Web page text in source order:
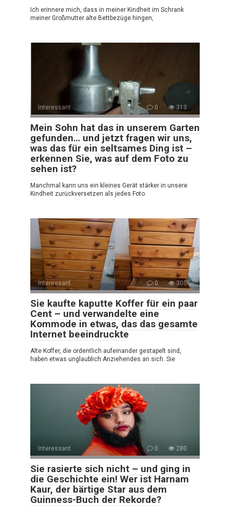
Ich erinnere mich, dass in meiner Kindheit im Schrank
meiner Großmutter alte Bettbezüge hingen,
Interessant 0 313
Mein Sohn hat das in unserem Garten
gefunden… und jetzt fragen wir uns,
was das für ein seltsames Ding ist –
erkennen Sie, was auf dem Foto zu
sehen ist?
Manchmal kann uns ein kleines Gerät stärker in unsere
Kindheit zurückversetzen als jedes Foto.
Interessant 0 305
Sie kaufte kaputte Koffer für ein paar
Cent – und verwandelte eine
Kommode in etwas, das das gesamte
Internet beeindruckte
Alte Koffer, die ordentlich aufeinander gestapelt sind,
haben etwas unglaublich Anziehendes an sich. Sie
Interessant 0 280
Sie rasierte sich nicht – und ging in
die Geschichte ein! Wer ist Harnam
Kaur, der bärtige Star aus dem
Guinness-Buch der Rekorde?